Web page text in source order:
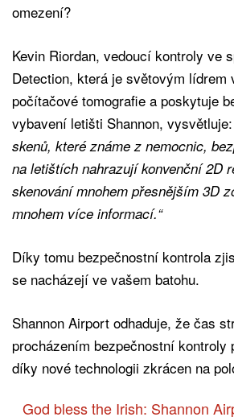
omezení?
Kevin Riordan, vedoucí kontroly ve
Detection, která je světovým lídrem
počítačové tomografie a poskytuje
vybavení letišti Shannon, vysvětluje:
skenů, které známe z nemocnic,
na letištích nahrazují konvenční 2D
skenování mnohem přesnějším 3D
mnohem více informací.“
Díky tomu bezpečnostní kontrola
se nacházejí ve vašem batohu.
Shannon Airport odhaduje, že čas
procházením bezpečnostní kontroly
díky nové technologii zkrácen na
God bless the Irish: Shannon